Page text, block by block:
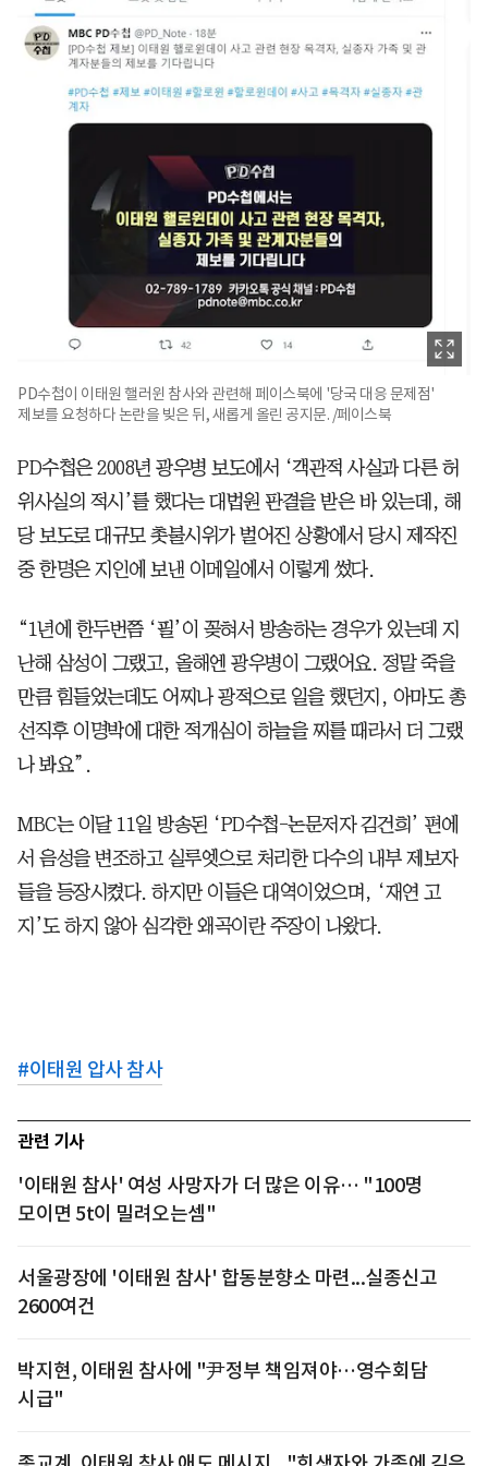
PD수첩이 이태원 핼러윈 참사와 관련해 페이스북에 '당국 대응 문제점'
제보를 요청하다 논란을 빚은 뒤, 새롭게 올린 공지문. /페이스북
PD수첩은 2008년 광우병 보도에서 ‘객관적 사실과 다른 허
위사실의 적시’를 했다는 대법원 판결을 받은 바 있는데, 해
당 보도로 대규모 촛불시위가 벌어진 상황에서 당시 제작진
중 한명은 지인에 보낸 이메일에서 이렇게 썼다.
“1년에 한두번쯤 ‘필’이 꽂혀서 방송하는 경우가 있는데 지
난해 삼성이 그랬고, 올해엔 광우병이 그랬어요. 정말 죽을
만큼 힘들었는데도 어찌나 광적으로 일을 했던지, 아마도 총
선직후 이명박에 대한 적개심이 하늘을 찌를 때라서 더 그랬
나 봐요”.
MBC는 이달 11일 방송된 ‘PD수첩-논문저자 김건희’ 편에
서 음성을 변조하고 실루엣으로 처리한 다수의 내부 제보자
들을 등장시켰다. 하지만 이들은 대역이었으며, ‘재연 고
지’도 하지 않아 심각한 왜곡이란 주장이 나왔다.
#이태원 압사 참사
관련 기사
'이태원 참사' 여성 사망자가 더 많은 이유… "100명
모이면 5t이 밀려오는셈"
서울광장에 '이태원 참사' 합동분향소 마련...실종신고
2600여건
박지현, 이태원 참사에 "尹정부 책임져야…영수회담
시급"